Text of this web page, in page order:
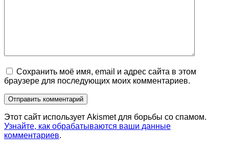
Сохранить моё имя, email и адрес сайта в этом
браузере для последующих моих комментариев.
Этот сайт использует Akismet для борьбы со спамом.
Узнайте, как обрабатываются ваши данные
комментариев.